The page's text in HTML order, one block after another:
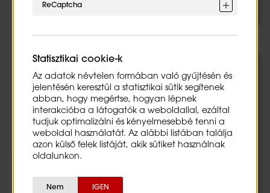
ReCaptcha
Statisztikai cookie-k
Az adatok névtelen formában való gyűjtésén és
jelentésén keresztül a statisztikai sütik segítenek
abban, hogy megértse, hogyan lépnek
interakcióba a látogatók a weboldallal, ezáltal
tudjuk optimalizálni és kényelmesebbé tenni a
weboldal használatát. Az alábbi listában találja
azon külső felek listáját, akik sütiket használnak
oldalunkon.
Nem IGEN
rotációs program választott szakterületeken, a
választott szakterületek tevékenységének
folyamatos támogatása, aktív részvétel a
szakterületek adatorientált vagy IT munkájában,
sokszínű feladatok vállalati projektekben